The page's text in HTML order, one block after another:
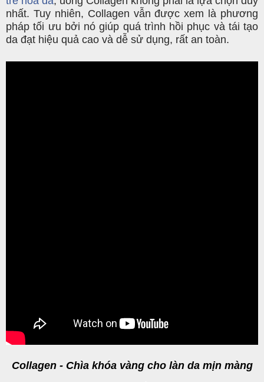
nhất. Tuy nhiên, Collagen vẫn được xem là phương
pháp tối ưu bởi nó giúp quá trình hồi phục và tái tạo
da đạt hiệu quả cao và dễ sử dụng, rất an toàn.
Collagen - Chìa khóa vàng cho làn da mịn màng